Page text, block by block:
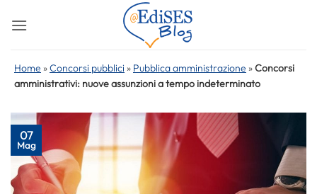
Home »Concorsi pubblici » Pubblica amministrazione »Concorsi
amministrativi: nuove assunzioni a tempo indeterminato
07
Mag